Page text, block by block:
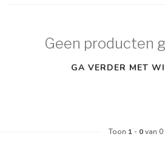
Geen producten
GA VERDER MET
Toon 1 - 0van 0